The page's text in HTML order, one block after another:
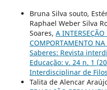
Bruna Silva souto,
Raphael Weber Silva
Soares, A
COMPORTAMENTO NA
Saberes: Revista
Educação: v. 24 n. 1
Interdisciplinar de
Talita de Alencar